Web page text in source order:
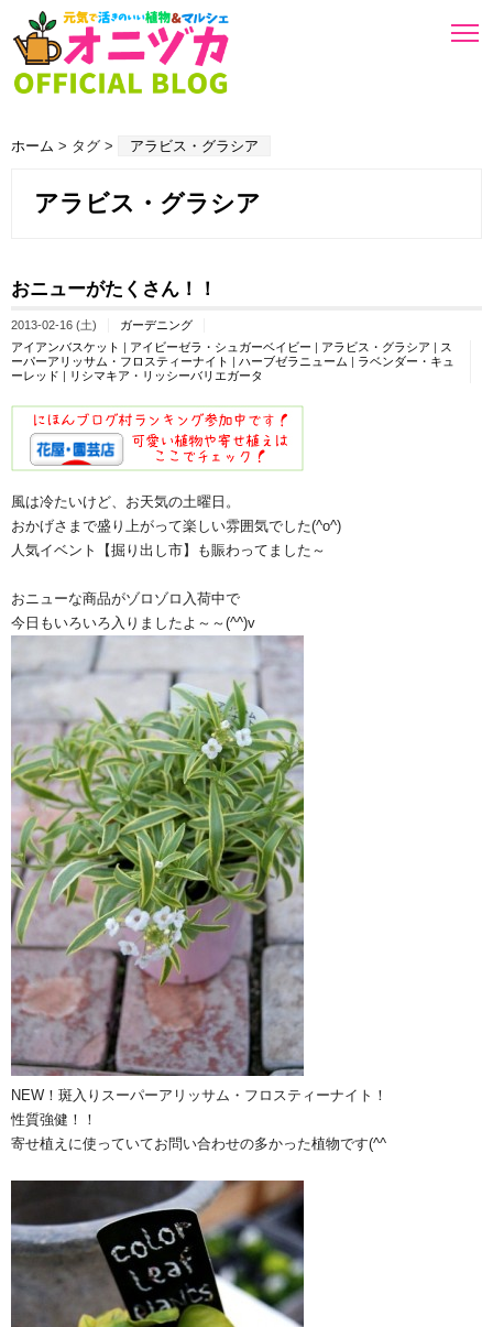
ホーム > タグ > アラビス・グラシア
アラビス・グラシア
おニューがたくさん！！
2013-02-16 (土)
ガーデニング
アイアンバスケット | アイビーゼラ・シュガーベイビー | アラビス・グラシア | ス
ーパーアリッサム・フロスティーナイト | ハーブゼラニューム | ラベンダー・キュ
ーレッド | リシマキア・リッシーバリエガータ
風は冷たいけど、お天気の土曜日。
おかげさまで盛り上がって楽しい雰囲気でした(^o^)
人気イベント【掘り出し市】も賑わってました～
おニューな商品がゾロゾロ入荷中で
今日もいろいろ入りましたよ～～(^^)v
NEW！斑入りスーパーアリッサム・フロスティーナイト！
性質強健！！
寄せ植えに使っていてお問い合わせの多かった植物です(^^ゞ